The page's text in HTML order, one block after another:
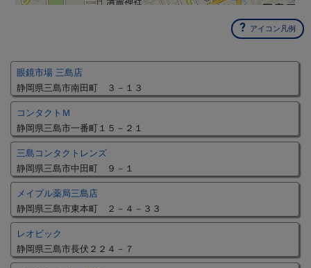
アイコン凡例
眼鏡市場 三島店
静岡県三島市南田町 ３－１３
コンタクトＭ
静岡県三島市一番町１５－２１
三島コンタクトレンズ
静岡県三島市中田町 ９－１
メイプル薬局三島店
静岡県三島市東本町 ２－４－３３
レオビック
静岡県三島市長伏２２４－７